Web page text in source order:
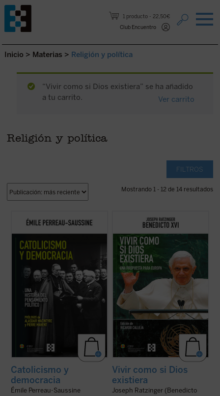
1 producto
22,50€
Club Encuentro
Saltar al contenido.
Inicio > Materias > Religión y política
“Vivir como si Dios existiera” se ha añadido
a tu carrito.
Ver carrito
Religión y política
FILTROS
Mostrando 1 - 12 de 14 resultados
Catolicismo y democracia
evolución del pensamiento político católico
Iglesia respondió a la democracia liberal,
un sistema para el que no ... (ver ficha)
Catolicismo y
democracia
Émile Perreau-Saussine
El propósito de este libro no es otro que
, tomando en serio lo que
tradición intelectual. Reúne textos de
Joseph Ratzinger/Benedicto XVI en torno a
un hilo conductor: su gran ...
(ver ficha)
Vivir como si Dios
existiera
Joseph Ratzinger (Benedicto